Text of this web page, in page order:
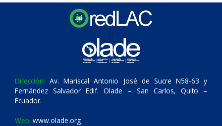
Dirección: Av. Mariscal Antonio José de Sucre N58-63 y
Fernández Salvador Edif. Olade – San Carlos, Quito –
Ecuador.
Web: www.olade.org